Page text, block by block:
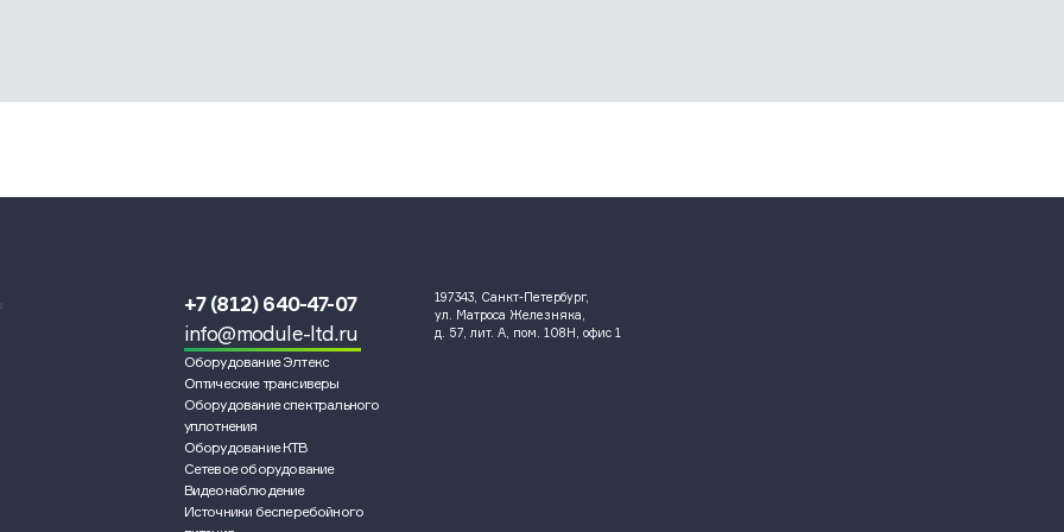
+7 (812) 640-47-07
info@module-ltd.ru
Оборудование Элтекс
Оптические трансиверы
Оборудование спектрального
уплотнения
Оборудование КТВ
Сетевое оборудование
Видеонаблюдение
Источники бесперебойного
197343, Санкт-Петербург,
ул. Матроса Железняка,
д. 57, лит. А, пом. 108Н, офис 1